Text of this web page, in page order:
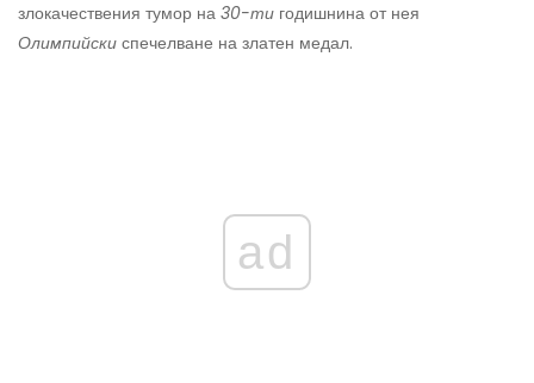
злокачествения тумор на 30-ти годишнина от нея
Олимпийски спечелване на златен медал.
ad